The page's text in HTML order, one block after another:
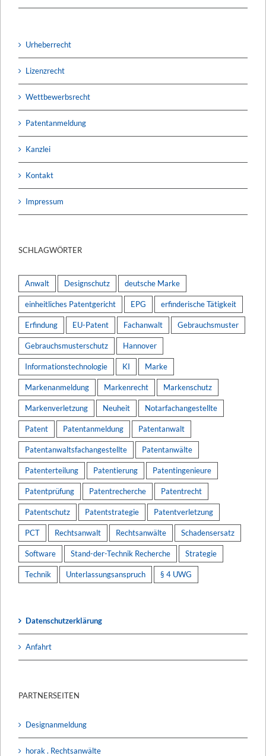
Urheberrecht
Lizenzrecht
Wettbewerbsrecht
Patentanmeldung
Kanzlei
Kontakt
Impressum
SCHLAGWÖRTER
Anwalt Designschutz deutsche Marke
einheitliches Patentgericht EPG erfinderische Tätigkeit
Erfindung EU-Patent Fachanwalt Gebrauchsmuster
Gebrauchsmusterschutz Hannover
Informationstechnologie KI Marke
Markenanmeldung Markenrecht Markenschutz
Markenverletzung Neuheit Notarfachangestellte
Patent Patentanmeldung Patentanwalt
Patentanwaltsfachangestellte Patentanwälte
Patenterteilung Patentierung Patentingenieure
Patentprüfung Patentrecherche Patentrecht
Patentschutz Patentstrategie Patentverletzung
PCT Rechtsanwalt Rechtsanwälte Schadensersatz
Software Stand-der-Technik Recherche Strategie
Technik Unterlassungsanspruch § 4 UWG
Datenschutzerklärung
Anfahrt
PARTNERSEITEN
Designanmeldung
horak . Rechtsanwälte